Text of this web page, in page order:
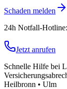
Schaden melden
24h Notfall-Hotline:
Jetzt anrufen
Schnelle Hilfe bei
Heilbronn • Ulm